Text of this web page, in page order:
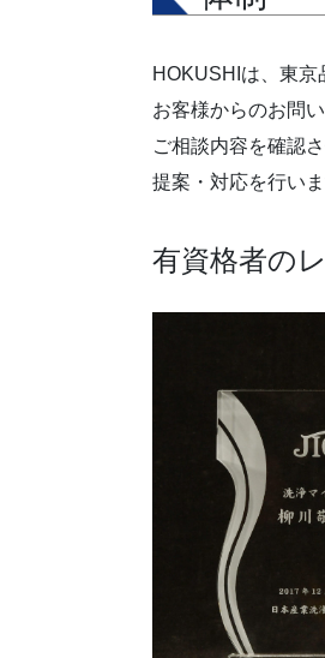
HOKUSHIは、東
お客様からのお問
ご相談内容を確認
提案・対応を行いま
有資格者の